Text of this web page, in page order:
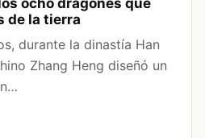
de la tierra
durante la dinastía Han
Zhang Heng diseñó un